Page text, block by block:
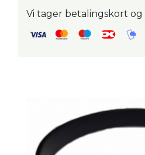
Vi tager betalingskort